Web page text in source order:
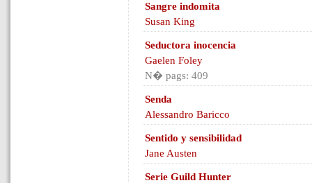
Sangre indomita
Susan King
Seductora inocencia
Gaelen Foley
N� pags: 409
Senda
Alessandro Baricco
Sentido y sensibilidad
Jane Austen
Serie Guild Hunter